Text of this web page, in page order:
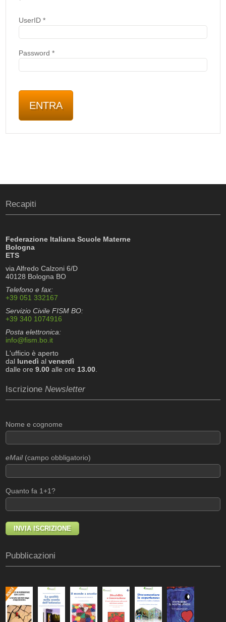
UserID*
Password*
Recapiti
Federazione Italiana Scuole Materne
Bologna
ETS
via Alfredo Calzoni 6/D
40128 Bologna BO
Telefono e fax:
+39 051 332167
Servizio Civile FISM BO:
+39 340 1074916
Posta elettronica:
info@fism.bo.it
L'ufficio è aperto
dal lunedì alvenerdì
dalle ore9.00 alle ore 13.00.
IscrizioneNewsletter
Nome e cognome
eMail(campo obbligatorio)
Quanto fa 1+1?
Pubblicazioni